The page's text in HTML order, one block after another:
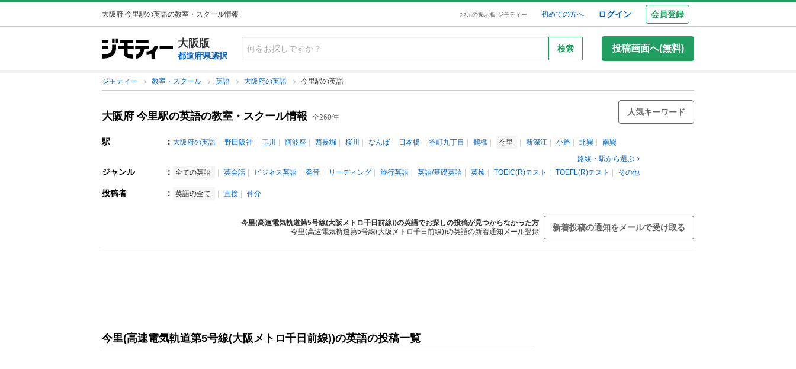
大阪府 今里駅の英語の教室・スクール情報 地元の掲示板 ジモティー 初めての方へ ログイン 会員登録
大阪版
都道府県選択
検索 投稿画面へ(無料)
ジモティー 教室・スクール 英語 大阪府の英語 今里駅の英語
大阪府 今里駅の英語の教室・スクール情報 全260件
人気キーワード
駅 ： 大阪府の英語 野田阪神 玉川 阿波座 西長堀 桜川 なんば 日本橋 谷町九丁目 鶴橋 今里 新深江 小路 北巽
南巽
路線・駅から選ぶ
ジャンル ： 全ての英語 英会話 ビジネス英語 発音 リーディング 旅行英語 英語/基礎英語 英検 TOEIC(R)テスト TOEFL(R)テスト その他
投稿者 ： 英語の全て 直接 仲介
今里(高速電気軌道第5号線(大阪メトロ千日前線))の英語でお探しの投稿が見つからなかった方
今里(高速電気軌道第5号線(大阪メトロ千日前線))の英語の新着通知メール登録
新着投稿の通知をメールで受け取る
今里(高速電気軌道第5号線(大阪メトロ千日前線))の英語の投稿一覧